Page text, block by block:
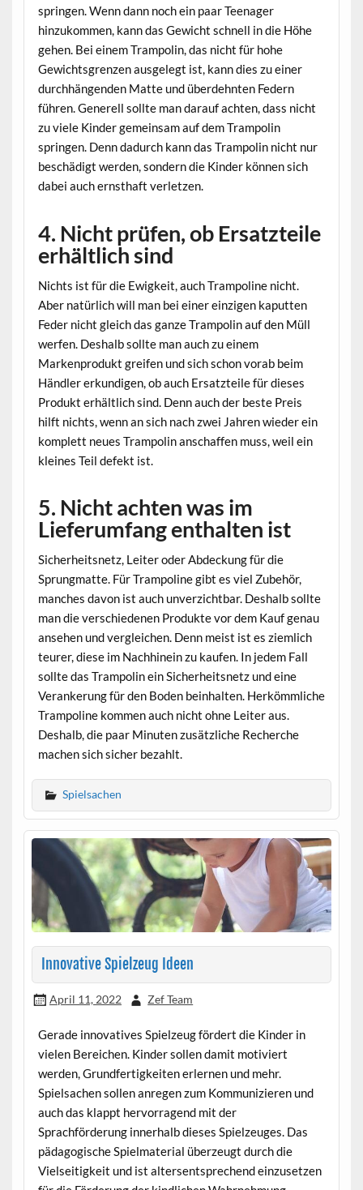
springen. Wenn dann noch ein paar Teenager
hinzukommen, kann das Gewicht schnell in die Höhe
gehen. Bei einem Trampolin, das nicht für hohe
Gewichtsgrenzen ausgelegt ist, kann dies zu einer
durchhängenden Matte und überdehnten Federn
führen. Generell sollte man darauf achten, dass nicht
zu viele Kinder gemeinsam auf dem Trampolin
springen. Denn dadurch kann das Trampolin nicht nur
beschädigt werden, sondern die Kinder können sich
dabei auch ernsthaft verletzen.
4. Nicht prüfen, ob Ersatzteile
erhältlich sind
Nichts ist für die Ewigkeit, auch Trampoline nicht.
Aber natürlich will man bei einer einzigen kaputten
Feder nicht gleich das ganze Trampolin auf den Müll
werfen. Deshalb sollte man auch zu einem
Markenprodukt greifen und sich schon vorab beim
Händler erkundigen, ob auch Ersatzteile für dieses
Produkt erhältlich sind. Denn auch der beste Preis
hilft nichts, wenn an sich nach zwei Jahren wieder ein
komplett neues Trampolin anschaffen muss, weil ein
kleines Teil defekt ist.
5. Nicht achten was im
Lieferumfang enthalten ist
Sicherheitsnetz, Leiter oder Abdeckung für die
Sprungmatte. Für Trampoline gibt es viel Zubehör,
manches davon ist auch unverzichtbar. Deshalb sollte
man die verschiedenen Produkte vor dem Kauf genau
ansehen und vergleichen. Denn meist ist es ziemlich
teurer, diese im Nachhinein zu kaufen. In jedem Fall
sollte das Trampolin ein Sicherheitsnetz und eine
Verankerung für den Boden beinhalten. Herkömmliche
Trampoline kommen auch nicht ohne Leiter aus.
Deshalb, die paar Minuten zusätzliche Recherche
machen sich sicher bezahlt.
Spielsachen
Innovative Spielzeug Ideen
April 11, 2022 Zef Team
Gerade innovatives Spielzeug fördert die Kinder in
vielen Bereichen. Kinder sollen damit motiviert
werden, Grundfertigkeiten erlernen und mehr.
Spielsachen sollen anregen zum Kommunizieren und
auch das klappt hervorragend mit der
Sprachförderung innerhalb dieses Spielzeuges. Das
pädagogische Spielmaterial überzeugt durch die
Vielseitigkeit und ist altersentsprechend einzusetzen